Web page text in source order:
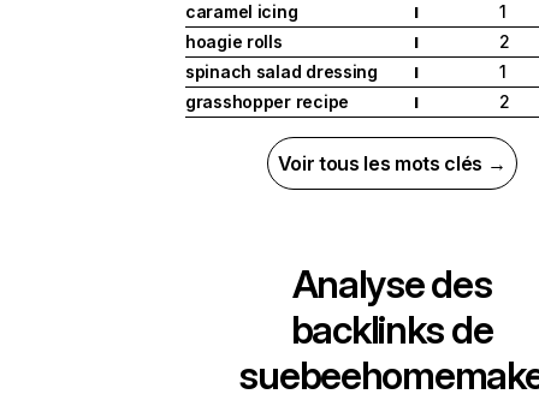
caramel icing
I
1
hoagie rolls
I
2
spinach salad dressing
I
1
grasshopper recipe
I 2
Voir tous les mots clés →
Analyse des
backlinks de